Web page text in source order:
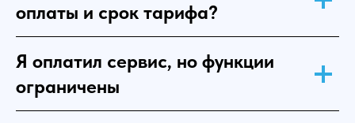
оплаты и срок тарифа?
Я оплатил сервис, но функции
ограничены